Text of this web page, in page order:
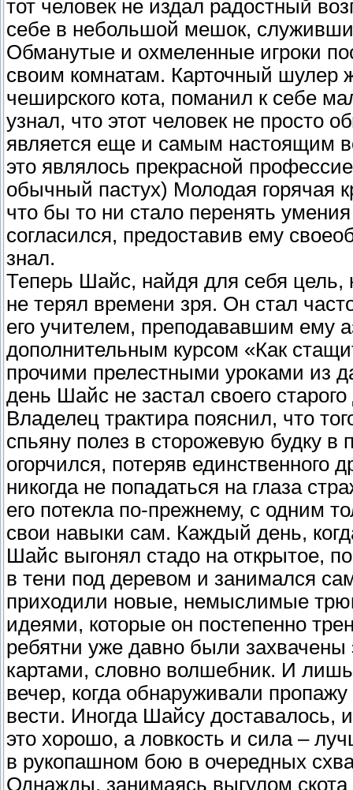
тот человек не издал радостный
себе в небольшой мешок,
Обманутые и охмеленные игроки
своим комнатам. Карточный шулер
чеширского кота, поманил к себе
узнал, что этот человек не просто
является еще и самым настоящим
это являлось прекрасной
обычный пастух) Молодая горячая
что бы то ни стало перенять
согласился, предоставив ему
знал.
Теперь Шайс, найдя для себя цель,
не терял времени зря. Он стал
его учителем, преподававшим ему
дополнительным курсом «Как
прочими прелестными уроками из
день Шайс не застал своего
Владелец трактира пояснил, что
спьяну полез в сторожевую будку в
огорчился, потеряв единственного
никогда не попадаться на глаза
его потекла по-прежнему, с одним
свои навыки сам. Каждый день,
Шайс выгонял стадо на открытое,
в тени под деревом и занимался
приходили новые, немыслимые
идеями, которые он постепенно
ребятни уже давно были
картами, словно волшебник. И
вечер, когда обнаруживали
вести. Иногда Шайсу доставалось,
это хорошо, а ловкость и сила –
в рукопашном бою в очередных
Однажды, занимаясь выгулом